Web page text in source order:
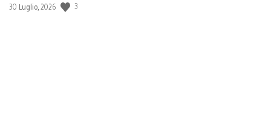
Data
30 Luglio, 2026 3